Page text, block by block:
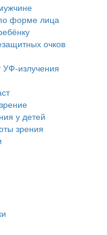
форме лица
очков
УФ-излучения
у детей
зрения